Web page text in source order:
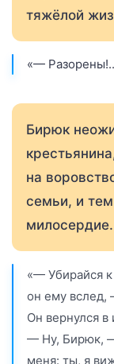
тяжёлой
«—
Бирюк
на
семьи, и
милосердие.
«— Убирайся
он ему вслед,
Он вернулся в
— Ну, Бирюк,
меня: ты, я